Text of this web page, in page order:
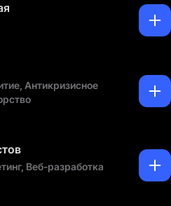
на полях о
Расскажу про нюансы
t.me/pavlovproit
Антикризисное
Веб-разработка